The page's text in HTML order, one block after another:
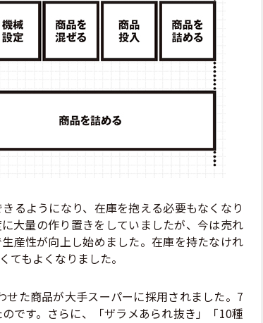
るようになり、在庫を抱える必要もなくなり
大量の作り置きをしていましたが、今は売れ
産性が向上し始めました。在庫を持たなけれ
てもよくなりました。
た商品が大手スーパーに採用されました。7
です。さらに、「ザラメあられ抜き」「10種